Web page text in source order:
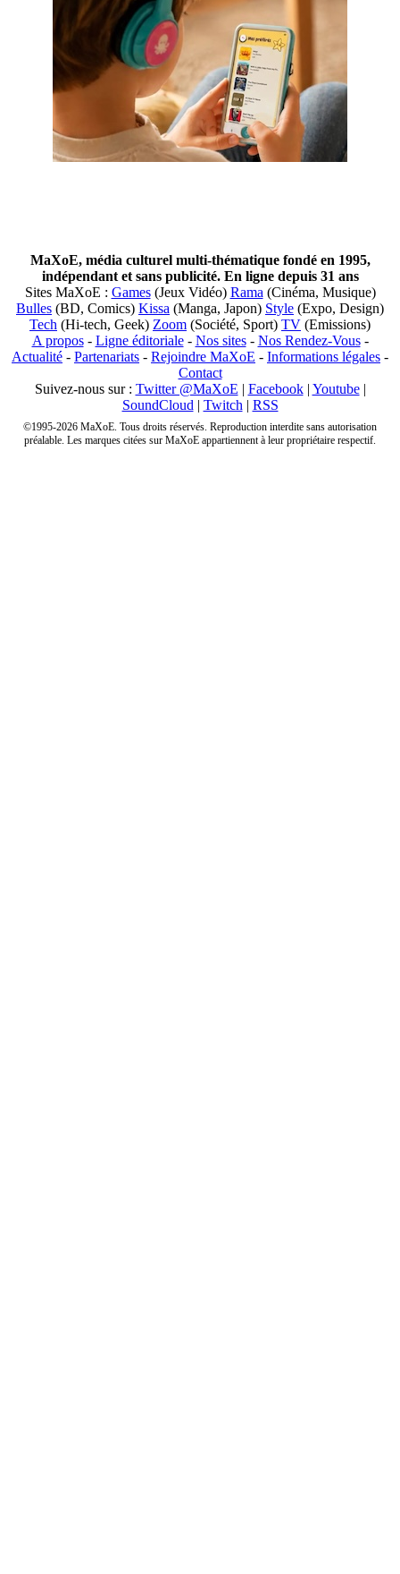
MaXoE, média culturel multi-thématique fondé en 1995,
indépendant et sans publicité. En ligne depuis 31 ans
Sites MaXoE : Games(Jeux Vidéo) Rama (Cinéma, Musique)
Bulles (BD, Comics) Kissa (Manga, Japon) Style (Expo, Design)
Tech (Hi-tech, Geek) Zoom (Société, Sport) TV (Emissions)
A propos- Ligne éditoriale- Nos sites- Nos Rendez-Vous-
Actualité - Partenariats - Rejoindre MaXoE - Informations légales -
Contact
Suivez-nous sur : Twitter @MaXoE | Facebook| Youtube|
SoundCloud | Twitch | RSS
©1995-2026 MaXoE. Tous droits réservés. Reproduction interdite sans autorisation
préalable. Les marques citées sur MaXoE appartiennent à leur propriétaire respectif.